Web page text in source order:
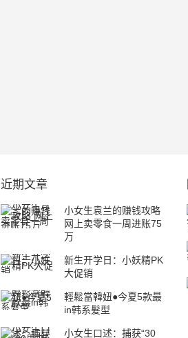
近期文章
小女生袁兰的赚钱攻略
网上卖零食一周进账75
万
新生开学日：小妖精PK
大促销
輕鬆當韓妞●今夏5款最
in韩系髮型
小女生口述：捕获“30